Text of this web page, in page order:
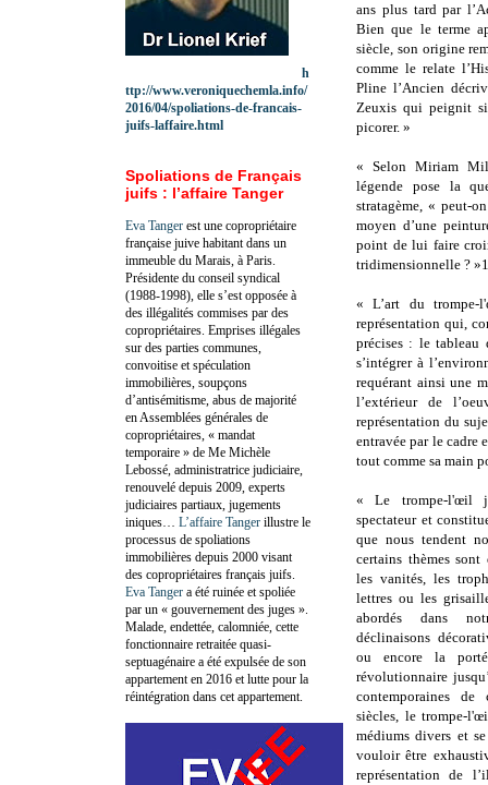
ans plus tard par
Bien que le terme
siècle, son origine
comme le relate
Pline l’Ancien
Zeuxis qui peignit si
picorer. »
« Selon Miriam
légende pose la
stratagème, « peut-
moyen d’une
point de lui faire
tridimensionnelle ?
« L’art du
représentation qui,
précises : le
s’intégrer à
requérant ainsi une
l’extérieur de
représentation du
entravée par le cadre
tout comme sa main
« Le trompe-l'œil
spectateur et
que nous tendent
certains thèmes
les vanités, les
lettres ou les
abordés dans
déclinaisons
ou encore la
révolutionnaire
contemporaines
siècles, le trompe-
médiums divers et
vouloir être
représentation de
h
ttp://www.veroniquechemla.info/
2016/04/spoliations-de-francais-
juifs-laffaire.html
Spoliations de Français
juifs : l’affaire Tanger
Eva Tanger est une copropriétaire
française juive habitant dans un
immeuble du Marais, à Paris.
Présidente du conseil syndical
(1988-1998), elle s’est opposée à
des illégalités commises par des
copropriétaires. Emprises illégales
sur des parties communes,
convoitise et spéculation
immobilières, soupçons
d’antisémitisme, abus de majorité
en Assemblées générales de
copropriétaires, « mandat
temporaire » de Me Michèle
Lebossé, administratrice judiciaire,
renouvelé depuis 2009, experts
judiciaires partiaux, jugements
iniques… L’affaire Tanger illustre le
processus de spoliations
immobilières depuis 2000 visant
des copropriétaires français juifs.
Eva Tanger a été ruinée et spoliée
par un « gouvernement des juges ».
Malade, endettée, calomniée, cette
fonctionnaire retraitée quasi-
septuagénaire a été expulsée de son
appartement en 2016 et lutte pour la
réintégration dans cet appartement.